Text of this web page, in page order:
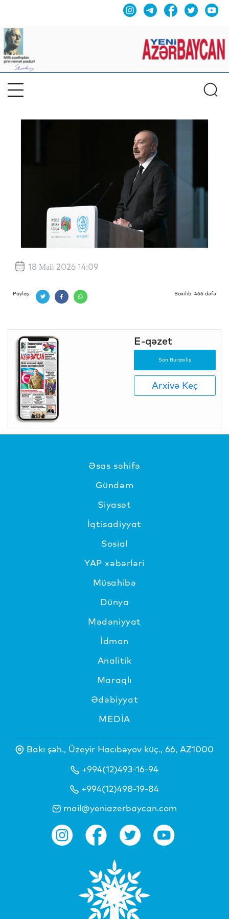
18 Май 2026 14:09
Paylaş: Baxılıb: 466 dəfə
E-qəzet
Son Buraxılış
Arxivə Keç
Əsas səhifə
Gündəm
Siyasət
İqtisadiyyat
Sosial
YAP xəbərləri
Müsahibə
Dünya
Mədəniyyat
İdman
Analitik
Maraqlı
Ədəbiyyat
MEDİA
Bakı şəh., Üzeyir Hacıbəyov küç., 66, AZ1000
+994(12)493-16-94
+994(12)498-19-84
mail@yeniazerbaycan.com